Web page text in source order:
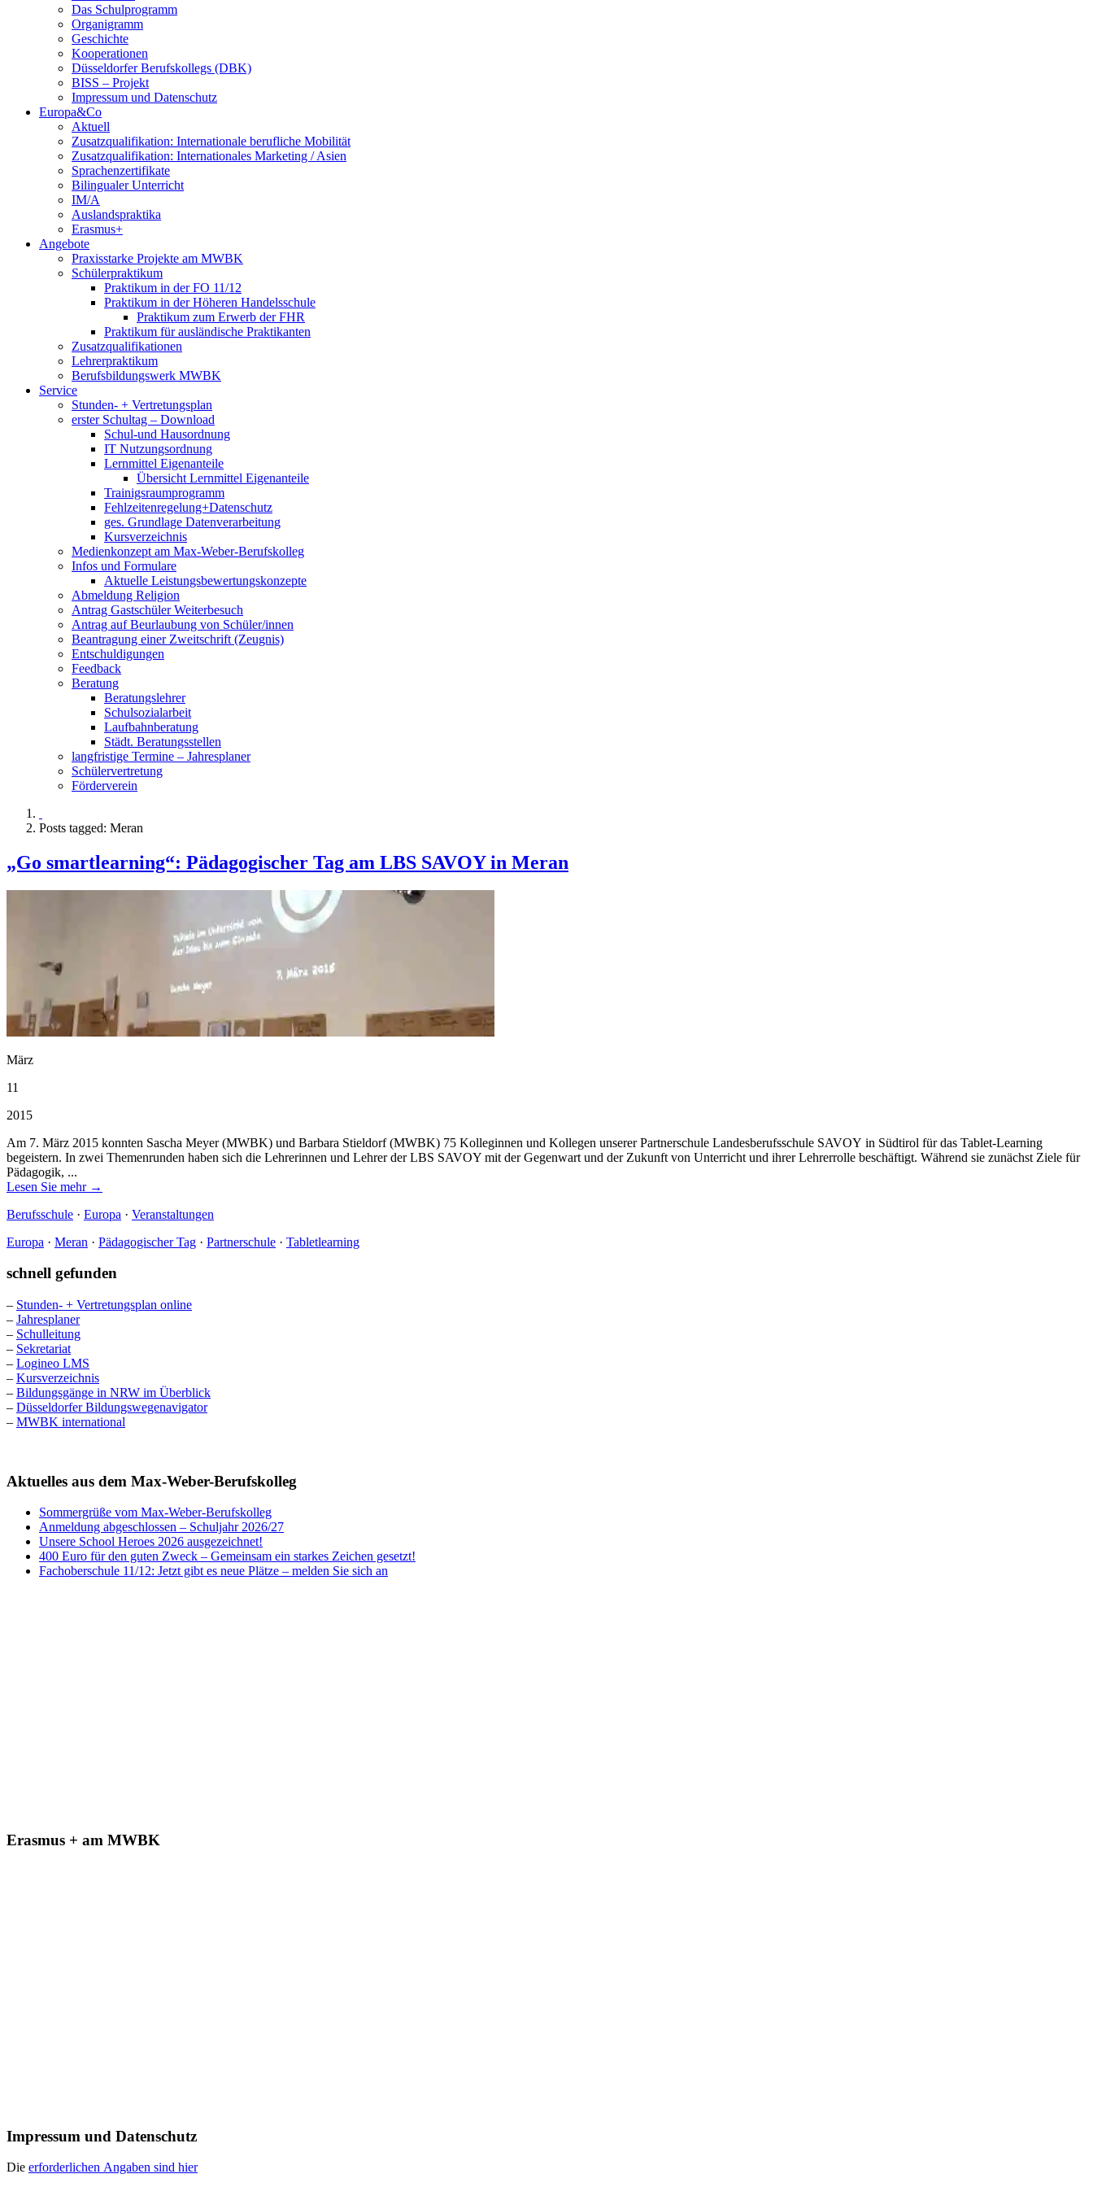
Das Schulprogramm
Organigramm
Geschichte
Kooperationen
Düsseldorfer Berufskollegs (DBK)
BISS – Projekt
Impressum und Datenschutz
Europa&Co
Aktuell
Zusatzqualifikation: Internationale berufliche Mobilität
Zusatzqualifikation: Internationales Marketing / Asien
Sprachenzertifikate
Bilingualer Unterricht
IM/A
Auslandspraktika
Erasmus+
Angebote
Praxisstarke Projekte am MWBK
Schülerpraktikum
Praktikum in der FO 11/12
Praktikum in der Höheren Handelsschule
Praktikum zum Erwerb der FHR
Praktikum für ausländische Praktikanten
Zusatzqualifikationen
Lehrerpraktikum
Berufsbildungswerk MWBK
Service
Stunden- + Vertretungsplan
erster Schultag – Download
Schul-und Hausordnung
IT Nutzungsordnung
Lernmittel Eigenanteile
Übersicht Lernmittel Eigenanteile
Trainigsraumprogramm
Fehlzeitenregelung+Datenschutz
ges. Grundlage Datenverarbeitung
Kursverzeichnis
Medienkonzept am Max-Weber-Berufskolleg
Infos und Formulare
Aktuelle Leistungsbewertungskonzepte
Abmeldung Religion
Antrag Gastschüler Weiterbesuch
Antrag auf Beurlaubung von Schüler/innen
Beantragung einer Zweitschrift (Zeugnis)
Entschuldigungen
Feedback
Beratung
Beratungslehrer
Schulsozialarbeit
Laufbahnberatung
Städt. Beratungsstellen
langfristige Termine – Jahresplaner
Schülervertretung
Förderverein
Posts tagged: Meran
„Go smartlearning“: Pädagogischer Tag am LBS SAVOY in Meran
März
11
2015
Am 7. März 2015 konnten Sascha Meyer (MWBK) und Barbara Stieldorf (MWBK) 75 Kolleginnen und Kollegen unserer Partnerschule Landesberufsschule SAVOY in Südtirol für das Tablet-Learning
begeistern. In zwei Themenrunden haben sich die Lehrerinnen und Lehrer der LBS SAVOY mit der Gegenwart und der Zukunft von Unterricht und ihrer Lehrerrolle beschäftigt. Während sie zunächst Ziele für
Pädagogik, ...
Lesen Sie mehr →
Berufsschule · Europa · Veranstaltungen
Europa · Meran · Pädagogischer Tag · Partnerschule · Tabletlearning
schnell gefunden
– Stunden- + Vertretungsplan online
– Jahresplaner
– Schulleitung
– Sekretariat
– Logineo LMS
– Kursverzeichnis
– Bildungsgänge in NRW im Überblick
– Düsseldorfer Bildungswegenavigator
– MWBK international
Aktuelles aus dem Max-Weber-Berufskolleg
Sommergrüße vom Max-Weber-Berufskolleg
Anmeldung abgeschlossen – Schuljahr 2026/27
Unsere School Heroes 2026 ausgezeichnet!
400 Euro für den guten Zweck – Gemeinsam ein starkes Zeichen gesetzt!
Fachoberschule 11/12: Jetzt gibt es neue Plätze – melden Sie sich an
Erasmus + am MWBK
Impressum und Datenschutz
Die erforderlichen Angaben sind hier